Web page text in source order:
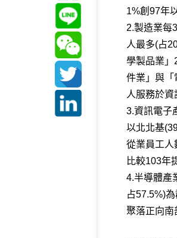
1%創97年
2.製造業每
人最多(占
學製品業」
件業」與「
人服務於資
3.資訊電子
以北北基
從業員工人
比較103年
4.半導體產
占57.5%)
聚落正向南